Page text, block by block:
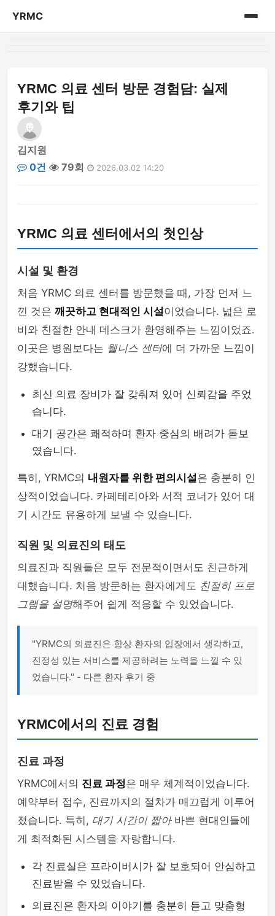
YRMC
YRMC 의료 센터 방문 경험담: 실제
후기와 팁
김지원
0건
79회 2026.03.02 14:20
YRMC 의료 센터에서의 첫인상
시설 및 환경
처음 YRMC 의료 센터를 방문했을 때, 가장 먼저 느
낀 것은 깨끗하고 현대적인 시설이었습니다. 넓은 로
비와 친절한 안내 데스크가 환영해주는 느낌이었죠.
이곳은 병원보다는 웰니스 센터에 더 가까운 느낌이
강했습니다.
최신 의료 장비가 잘 갖춰져 있어 신뢰감을 주었
습니다.
대기 공간은 쾌적하며 환자 중심의 배려가 돋보
였습니다.
특히, YRMC의 내원자를 위한 편의시설은 충분히 인
상적이었습니다. 카페테리아와 서적 코너가 있어 대
기 시간도 유용하게 보낼 수 있습니다.
직원 및 의료진의 태도
의료진과 직원들은 모두 전문적이면서도 친근하게
대했습니다. 처음 방문하는 환자에게도 친절히 프로
그램을 설명해주어 쉽게 적응할 수 있었습니다.
"YRMC의 의료진은 항상 환자의 입장에서 생각하고,
진정성 있는 서비스를 제공하려는 노력을 느낄 수 있
었습니다." - 다른 환자 후기 중
YRMC에서의 진료 경험
진료 과정
YRMC에서의 진료 과정은 매우 체계적이었습니다.
예약부터 접수, 진료까지의 절차가 매끄럽게 이루어
졌습니다. 특히, 대기 시간이 짧아바쁜 현대인들에
게 최적화된 시스템을 자랑합니다.
각 진료실은 프라이버시가 잘 보호되어 안심하고
진료받을 수 있었습니다.
의료진은 환자의 이야기를 충분히 듣고 맞춤형